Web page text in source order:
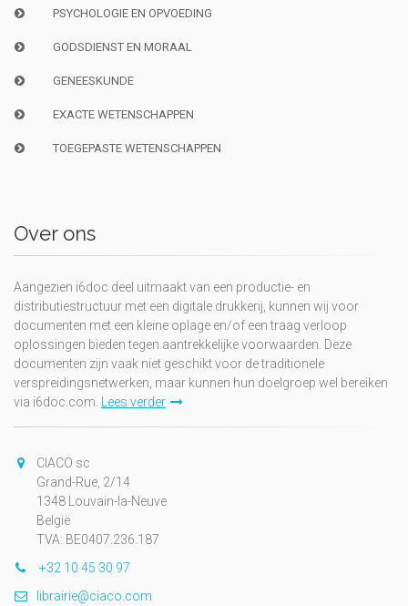
PSYCHOLOGIE EN OPVOEDING
GODSDIENST EN MORAAL
GENEESKUNDE
EXACTE WETENSCHAPPEN
TOEGEPASTE WETENSCHAPPEN
Over ons
Aangezien i6doc deel uitmaakt van een productie- en
distributiestructuur met een digitale drukkerij, kunnen wij voor
documenten met een kleine oplage en/of een traag verloop
oplossingen bieden tegen aantrekkelijke voorwaarden. Deze
documenten zijn vaak niet geschikt voor de traditionele
verspreidingsnetwerken, maar kunnen hun doelgroep wel bereiken
via i6doc.com. Lees verder
CIACO sc
Grand-Rue, 2/14
1348 Louvain-la-Neuve
België
TVA: BE0407.236.187
+32 10 45 30 97
librairie@ciaco.com